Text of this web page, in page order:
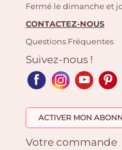
Fermé le dimanche et
CONTACTEZ-NOUS
Questions Fréquentes
Suivez-nous !
ACTIVER MON
Votre commande